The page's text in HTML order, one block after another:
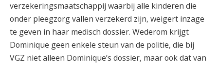
verzekeringsmaatschappij waarbij alle kinderen die
onder pleegzorg vallen verzekerd zijn, weigert inzage
te geven in haar medisch dossier. Wederom krijgt
Dominique geen enkele steun van de politie, die bij
VGZ niet alleen Dominique’s dossier, maar ook dat van